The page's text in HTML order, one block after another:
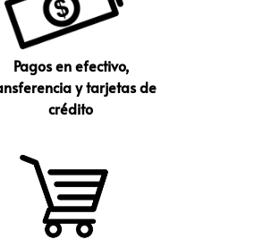
Pagos en efectivo,
y tarjetas de
crédito